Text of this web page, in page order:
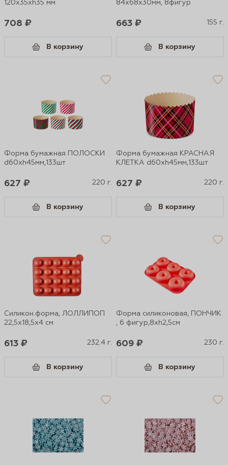
120х35хh35 мм
708 ₽
В корзину
84х68х30мм, 8фигур
663 ₽ 155 г.
В корзину
Форма бумажная ПОЛОСКИ
d60xh45мм,133шт
627 ₽ 220 г.
В корзину
Форма бумажная КРАСНАЯ
КЛЕТКА d60xh45мм,133шт
627 ₽ 220 г.
В корзину
Силикон.форма, ЛОЛЛИПОП
22,5х18,5х4 см
613 ₽ 232.4 г.
В корзину
Форма силиконовая, ПОНЧИК
, 6 фигур,8хh2,5см
609 ₽ 230 г.
В корзину